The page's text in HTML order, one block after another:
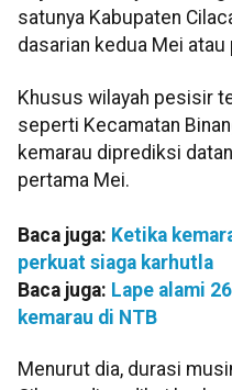
satunya Kabupaten
dasarian kedua Mei
Khusus wilayah pesisir
seperti Kecamatan
kemarau diprediksi
pertama Mei.
Baca juga: Ketika
perkuat siaga karhutla
Baca juga: Lape alami
kemarau di NTB
Menurut dia, durasi